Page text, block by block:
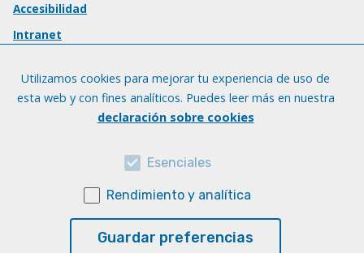
Accesibilidad
Intranet
Utilizamos cookies para mejorar tu experiencia de uso de
esta web y con fines analíticos. Puedes leer más en nuestra
declaración sobre cookies
Esenciales
Rendimiento y analítica
Guardar preferencias